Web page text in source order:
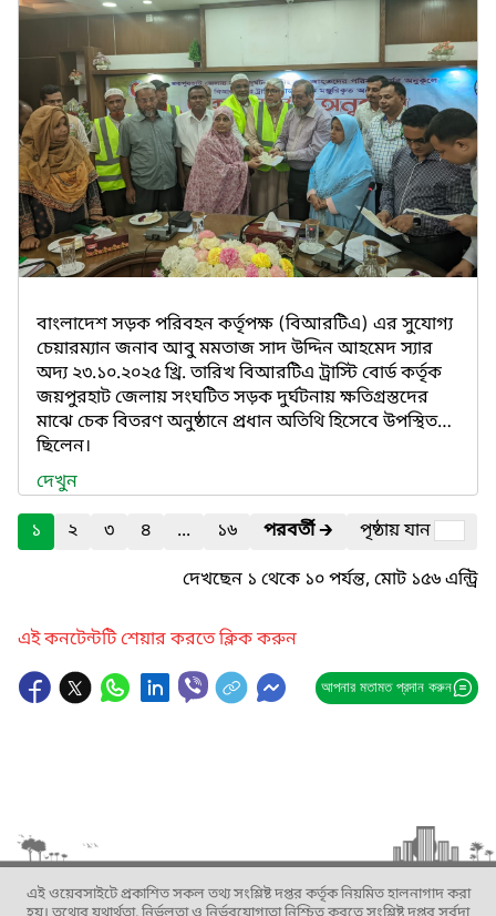
বাংলাদেশ সড়ক পরিবহন কর্তৃপক্ষ (বিআরটিএ) এর সুযোগ্য
চেয়ারম্যান জনাব আবু মমতাজ সাদ উদ্দিন আহমেদ স্যার
অদ্য ২৩.১০.২০২৫ খ্রি. তারিখ বিআরটিএ ট্রাস্টি বোর্ড কর্তৃক
জয়পুরহাট জেলায় সংঘটিত সড়ক দুর্ঘটনায় ক্ষতিগ্রস্তদের
মাঝে চেক বিতরণ অনুষ্ঠানে প্রধান অতিথি হিসেবে উপস্থিত
ছিলেন।
দেখুন
১
২ ৩ ৪ ... ১৬ পরবর্তী🡲
পৃষ্ঠায় যান
দেখছেন ১ থেকে ১০ পর্যন্ত, মোট ১৫৬ এন্ট্রি
এই কনটেন্টটি শেয়ার করতে ক্লিক করুন
আপনার মতামত প্রদান করুন
এই ওয়েবসাইটে প্রকাশিত সকল তথ্য সংশ্লিষ্ট দপ্তর কর্তৃক নিয়মিত হালনাগাদ করা